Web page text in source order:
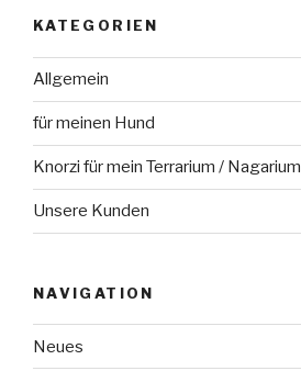
KATEGORIEN
Allgemein
für meinen Hund
Knorzi für mein Terrarium / Nagarium
Unsere Kunden
NAVIGATION
Neues